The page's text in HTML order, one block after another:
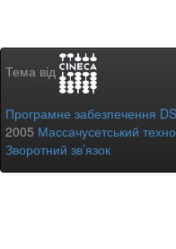
Тема від
Програмне забезпечення
2005 Массачусетський
Зворотний зв’язок